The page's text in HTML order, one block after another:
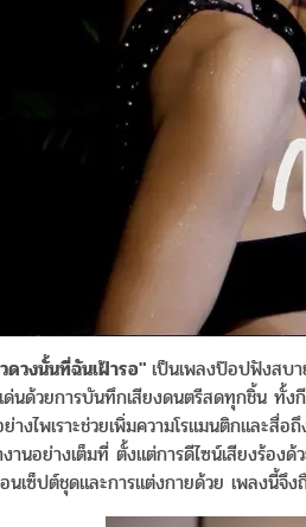
ดวงนั้นที่ฉันเฝ้ารอ" เป็นเพลงป๊อปฟังสบ
ด่นด้วยการบันทึกเสียงดนตรีสดทุกชิ้น ทั้ง
ย่างไพเราะช่วยเพิ่มความโรแมนติกและ
านอย่างเต็มที่ ตั้งแต่การดีไซน์เสียงร้อง
เซ็ปต์ชุดและการแต่งกายด้วย เพลงนี้จึ